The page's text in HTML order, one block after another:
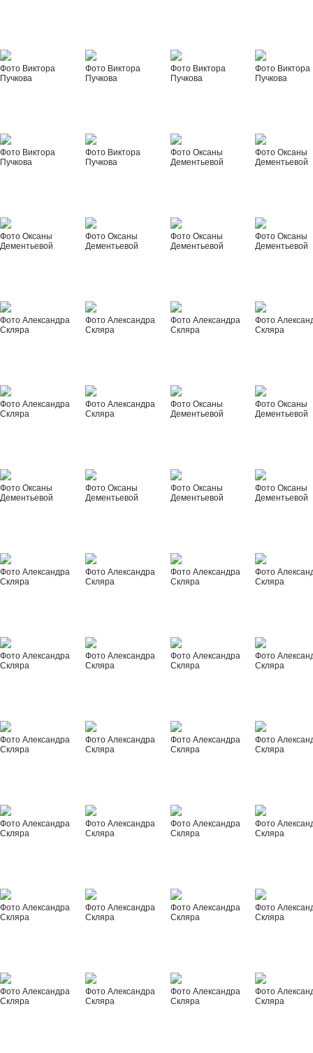
Фото Виктора
Пучкова
Фото Виктора
Пучкова
Фото Виктора
Пучкова
Фото Виктора
Пучкова
Фото Виктора
Пучкова
Фото Виктора
Пучкова
Фото Оксаны
Дементьевой
Фото Оксаны
Дементьевой
Фото Оксаны
Дементьевой
Фото Оксаны
Дементьевой
Фото Оксаны
Дементьевой
Фото Оксаны
Дементьевой
Фото Александра
Скляра
Фото Александра
Скляра
Фото Александра
Скляра
Фото
Скляра
Фото Александра
Скляра
Фото Александра
Скляра
Фото Оксаны
Дементьевой
Фото Оксаны
Дементьевой
Фото Оксаны
Дементьевой
Фото Оксаны
Дементьевой
Фото Оксаны
Дементьевой
Фото Оксаны
Дементьевой
Фото Александра
Скляра
Фото Александра
Скляра
Фото Александра
Скляра
Фото
Скляра
Фото Александра
Скляра
Фото Александра
Скляра
Фото Александра
Скляра
Фото
Скляра
Фото Александра
Скляра
Фото Александра
Скляра
Фото Александра
Скляра
Фото
Скляра
Фото Александра
Скляра
Фото Александра
Скляра
Фото Александра
Скляра
Фото
Скляра
Фото Александра
Скляра
Фото Александра
Скляра
Фото Александра
Скляра
Фото
Скляра
Фото Александра
Скляра
Фото Александра
Скляра
Фото Александра
Скляра
Фото
Скляра